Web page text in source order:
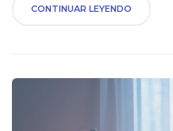
CONTINUAR LEYENDO